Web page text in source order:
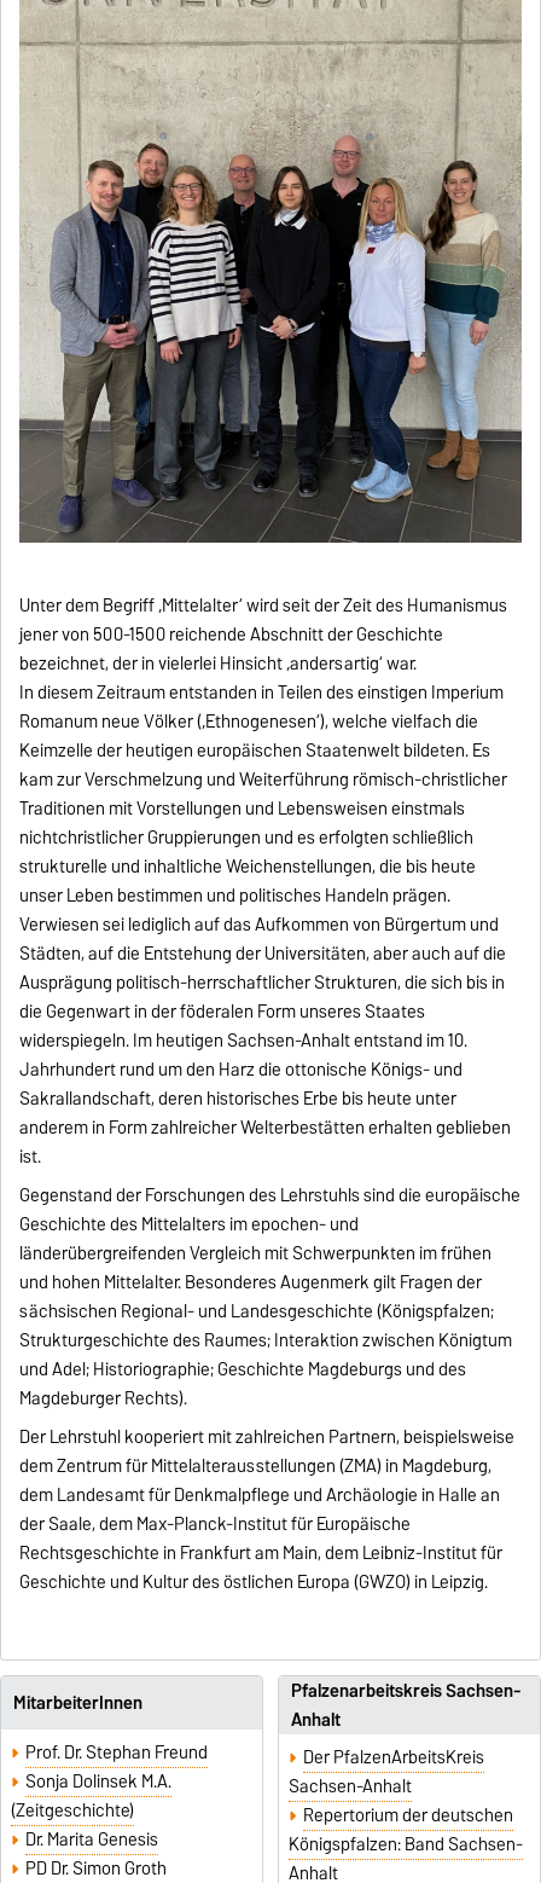
Unter dem Begriff ‚Mittelalter‘ wird seit der Zeit des Humanismus
jener von 500-1500 reichende Abschnitt der Geschichte
bezeichnet, der in vielerlei Hinsicht ‚andersartig‘ war.
In diesem Zeitraum entstanden in Teilen des einstigen Imperium
Romanum neue Völker (‚Ethnogenesen‘), welche vielfach die
Keimzelle der heutigen europäischen Staatenwelt bildeten. Es
kam zur Verschmelzung und Weiterführung römisch-christlicher
Traditionen mit Vorstellungen und Lebensweisen einstmals
nichtchristlicher Gruppierungen und es erfolgten schließlich
strukturelle und inhaltliche Weichenstellungen, die bis heute
unser Leben bestimmen und politisches Handeln prägen.
Verwiesen sei lediglich auf das Aufkommen von Bürgertum und
Städten, auf die Entstehung der Universitäten, aber auch auf die
Ausprägung politisch-herrschaftlicher Strukturen, die sich bis in
die Gegenwart in der föderalen Form unseres Staates
widerspiegeln. Im heutigen Sachsen-Anhalt entstand im 10.
Jahrhundert rund um den Harz die ottonische Königs- und
Sakrallandschaft, deren historisches Erbe bis heute unter
anderem in Form zahlreicher Welterbestätten erhalten geblieben
ist.
Gegenstand der Forschungen des Lehrstuhls sind die europäische
Geschichte des Mittelalters im epochen- und
länderübergreifenden Vergleich mit Schwerpunkten im frühen
und hohen Mittelalter. Besonderes Augenmerk gilt Fragen der
sächsischen Regional- und Landesgeschichte (Königspfalzen;
Strukturgeschichte des Raumes; Interaktion zwischen Königtum
und Adel; Historiographie; Geschichte Magdeburgs und des
Magdeburger Rechts).
Der Lehrstuhl kooperiert mit zahlreichen Partnern, beispielsweise
dem Zentrum für Mittelalterausstellungen (ZMA) in Magdeburg,
dem Landesamt für Denkmalpflege und Archäologie in Halle an
der Saale, dem Max-Planck-Institut für Europäische
Rechtsgeschichte in Frankfurt am Main, dem Leibniz-Institut für
Geschichte und Kultur des östlichen Europa (GWZO) in Leipzig.
MitarbeiterInnen
Prof. Dr. Stephan Freund
Sonja Dolinsek M.A.
(Zeitgeschichte)
Dr. Marita Genesis
PD Dr. Simon Groth
Pfalzenarbeitskreis Sachsen-
Anhalt
Der PfalzenArbeitsKreis
Sachsen-Anhalt
Repertorium der deutschen
Königspfalzen: Band Sachsen-
Anhalt